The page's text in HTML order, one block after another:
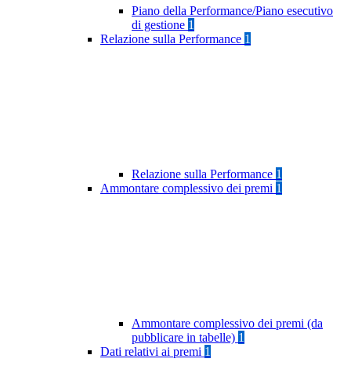
Piano della Performance/Piano esecutivo
di gestione 1
Relazione sulla Performance 1
Relazione sulla Performance 1
Ammontare complessivo dei premi 1
Ammontare complessivo dei premi (da
pubblicare in tabelle) 1
Dati relativi ai premi 1